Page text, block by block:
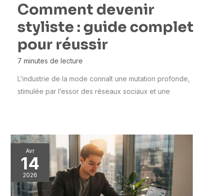
Comment devenir
styliste : guide complet
pour réussir
7 minutes de lecture
L’industrie de la mode connaît une mutation profonde,
stimulée par l’essor des réseaux sociaux et une
Avr
14
2026